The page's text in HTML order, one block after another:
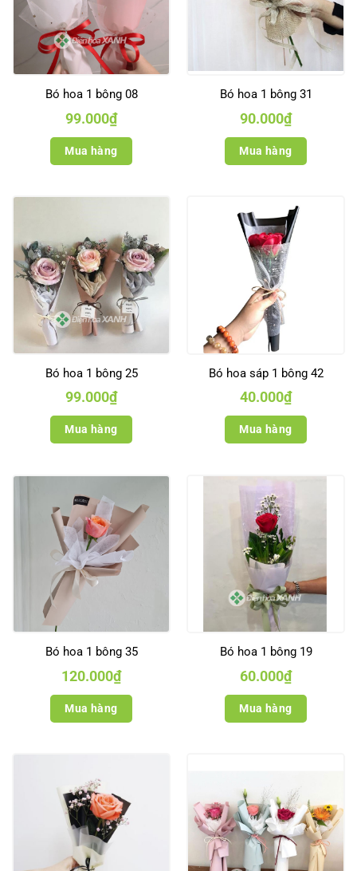
Bó hoa 1 bông 08
99.000₫
Mua hàng
Bó hoa 1 bông 31
90.000₫
Mua hàng
Bó hoa 1 bông 25
99.000₫
Mua hàng
Bó hoa sáp 1 bông 42
40.000₫
Mua hàng
Bó hoa 1 bông 35
120.000₫
Mua hàng
Bó hoa 1 bông 19
60.000₫
Mua hàng